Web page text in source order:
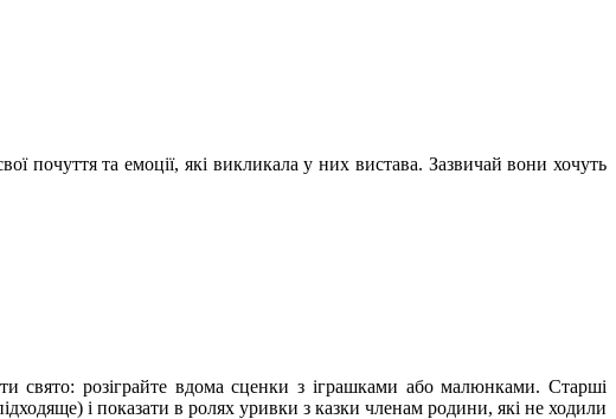
почуття та емоції, які викликала у них вистава. Зазвичай вони хочуть
свято: розіграйте вдома сценки з іграшками або малюнками. Старші
і показати в ролях уривки з казки членам родини, які не ходили